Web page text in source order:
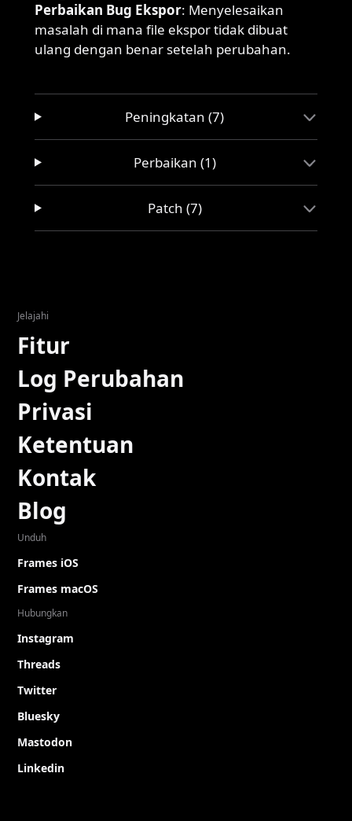
Perbaikan Bug Ekspor: Menyelesaikan
masalah di mana file ekspor tidak dibuat
ulang dengan benar setelah perubahan.
Peningkatan (7)
Perbaikan (1)
Patch (7)
Jelajahi
Fitur
Log Perubahan
Privasi
Ketentuan
Kontak
Blog
Unduh
Frames iOS
Frames macOS
Hubungkan
Instagram
Threads
Twitter
Bluesky
Mastodon
Linkedin